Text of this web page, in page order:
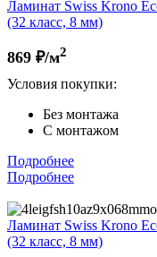
Ламинат Swiss Krono
(32 класс, 8 мм)
869 ₽/м2
Условия покупки:
Без монтажа
С монтажом
Подробнее
Подробнее
Ламинат Swiss Krono
(32 класс, 8 мм)